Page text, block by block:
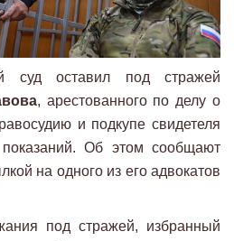
суд оставил под стражей
, арестованного по делу о
и подкупе свидетеля
Об этом сообщают
на одного из его адвокатов
под стражей, избранный